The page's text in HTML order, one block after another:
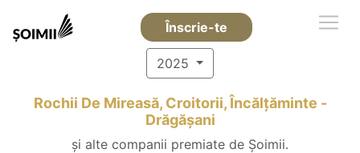
Înscrie-te
2025
Rochii De Mireasă, Croitorii, Încălțăminte -
Drăgăşani
și alte companii premiate de Șoimii.